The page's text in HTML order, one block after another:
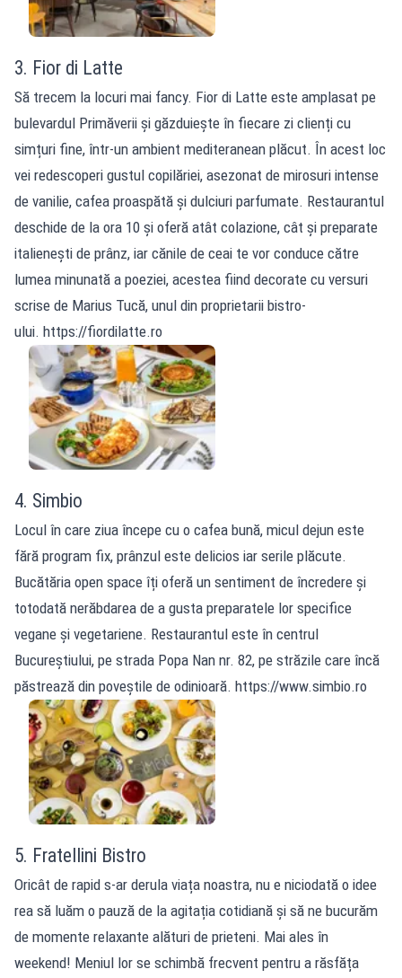
3. Fior di Latte
Să trecem la locuri mai fancy. Fior di Latte este amplasat pe
bulevardul Primăverii și găzduiește în fiecare zi clienți cu
simțuri fine, într-un ambient mediteranean plăcut. În acest loc
vei redescoperi gustul copilăriei, asezonat de mirosuri intense
de vanilie, cafea proaspătă și dulciuri parfumate. Restaurantul
deschide de la ora 10 și oferă atât colazione, cât și preparate
italienești de prânz, iar cănile de ceai te vor conduce către
lumea minunată a poeziei, acestea fiind decorate cu versuri
scrise de Marius Tucă, unul din proprietarii bistro-
ului. https://fiordilatte.ro
4. Simbio
Locul în care ziua începe cu o cafea bună, micul dejun este
fără program fix, prânzul este delicios iar serile plăcute.
Bucătăria open space îți oferă un sentiment de încredere și
totodată nerăbdarea de a gusta preparatele lor specifice
vegane și vegetariene. Restaurantul este în centrul
Bucureștiului, pe strada Popa Nan nr. 82, pe străzile care încă
păstrează din poveștile de odinioară. https://www.simbio.ro
5. Fratellini Bistro
Oricât de rapid s-ar derula viața noastra, nu e niciodată o idee
rea să luăm o pauză de la agitația cotidiană și să ne bucurăm
de momente relaxante alături de prieteni. Mai ales în
weekend! Meniul lor se schimbă frecvent pentru a răsfăța